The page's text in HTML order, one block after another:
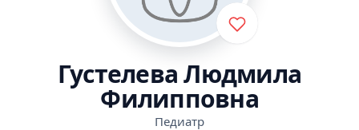
Густелева Людмила
Филипповна
Педиатр